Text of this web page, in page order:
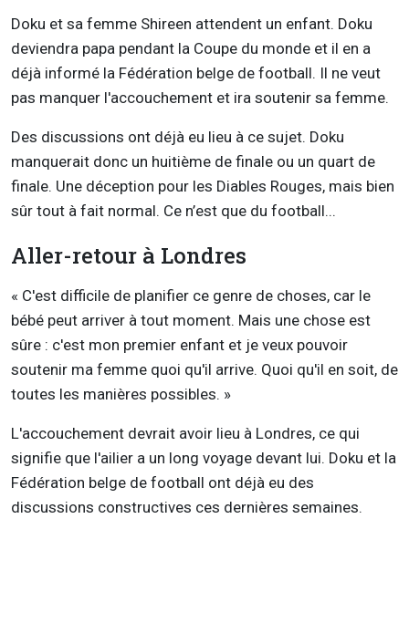
Doku et sa femme Shireen attendent un enfant. Doku
deviendra papa pendant la Coupe du monde et il en a
déjà informé la Fédération belge de football. Il ne veut
pas manquer l'accouchement et ira soutenir sa femme.
Des discussions ont déjà eu lieu à ce sujet. Doku
manquerait donc un huitième de finale ou un quart de
finale. Une déception pour les Diables Rouges, mais bien
sûr tout à fait normal. Ce n’est que du football...
Aller-retour à Londres
« C'est difficile de planifier ce genre de choses, car le
bébé peut arriver à tout moment. Mais une chose est
sûre : c'est mon premier enfant et je veux pouvoir
soutenir ma femme quoi qu'il arrive. Quoi qu'il en soit, de
toutes les manières possibles. »
L'accouchement devrait avoir lieu à Londres, ce qui
signifie que l'ailier a un long voyage devant lui. Doku et la
Fédération belge de football ont déjà eu des
discussions constructives ces dernières semaines.